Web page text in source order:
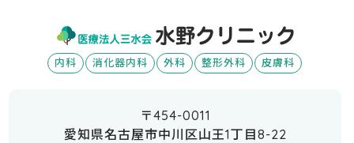
内科 消化器内科 外科 整形外科 皮膚科
〒454-0011
愛知県名古屋市中川区山王1丁目8-22